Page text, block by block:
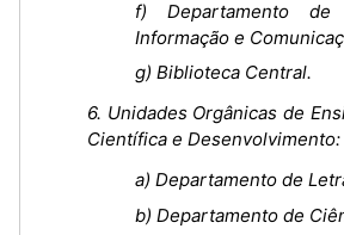
f) Departamento de
Informação e
g) Biblioteca Central.
6. Unidades Orgânicas de
Científica e Desenvolvimento:
a) Departamento de
b) Departamento de